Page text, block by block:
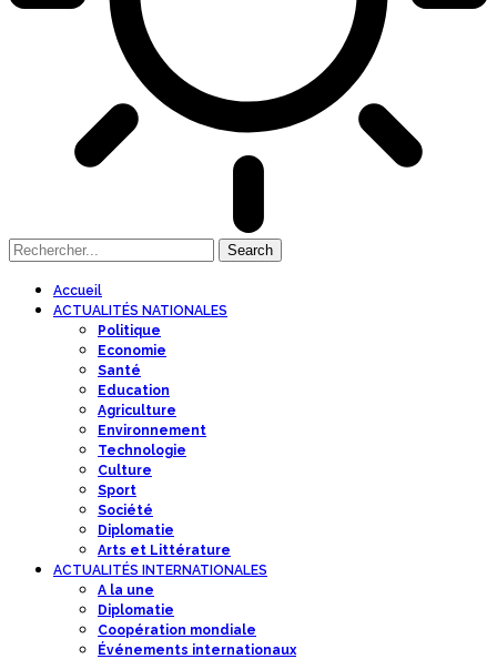
Accueil
ACTUALITÉS NATIONALES
Politique
Economie
Santé
Education
Agriculture
Environnement
Technologie
Culture
Sport
Société
Diplomatie
Arts et Littérature
ACTUALITÉS INTERNATIONALES
A la une
Diplomatie
Coopération mondiale
Événements internationaux